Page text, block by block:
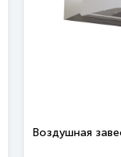
Воздушная